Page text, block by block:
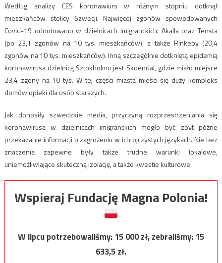
Według analizy CES koronawiurs w różnym stopniu dotknął
mieszkańców stolicy Szwecji. Najwięcej zgonów spowodowanych
Covid-19 odnotowano w dzielnicach imigranckich: Akalla oraz Tensta
(po 23,1 zgonów na 10 tys. mieszkańców), a także Rinkeby (20,4
zgonów na 10 tys. mieszkańców). Inną szczególnie dotkniętą epidemią
koronawirusa dzielnicą Sztokholmu jest Skoendal, gdzie miało miejsce
23,4 zgony na 10 tys. W tej części miasta mieści się duży kompleks
domów opieki dla osób starszych.
Jak donosiły szwedzkie media, przyczyną rozprzestrzeniania się
koronawirusa w dzielnicach imigranckich mogło być zbyt późne
przekazanie informacji o zagrożeniu w ich ojczystych językach. Nie bez
znaczenia zapewne były także trudne warunki lokalowe,
uniemożliwiające skuteczną izolację, a także kwestie kulturowe.
Wspieraj Fundację Magna Polonia!
W lipcu potrzebowaliśmy:15 000zł, zebraliśmy:15
633,5zł.